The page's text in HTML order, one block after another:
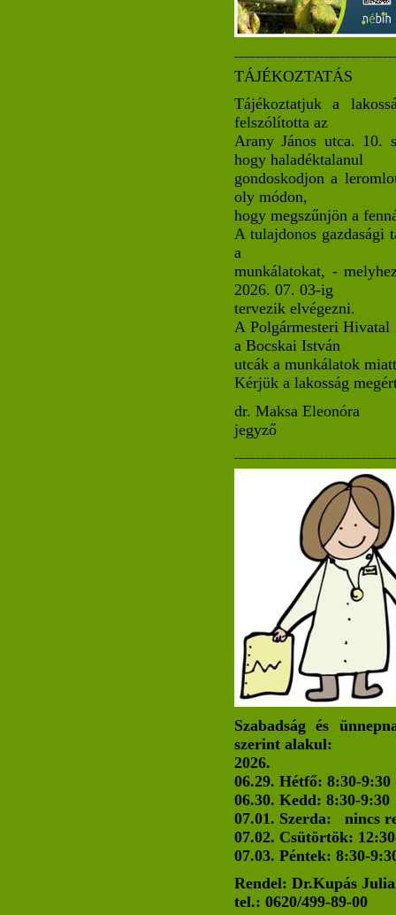
TÁJÉKOZTATÁS
Tájékoztatjuk a
felszólította az
Arany János utca. 10.
hogy haladéktalanul
gondoskodjon a
oly módon,
hogy megszűnjön a
A tulajdonos gazdasági
a
munkálatokat, -
2026. 07. 03-ig
tervezik elvégezni.
A Polgármesteri Hivatal
a Bocskai István
utcák a munkálatok
Kérjük a lakosság
dr. Maksa Eleonóra
jegyző
Szabadság és
szerint alakul:
2026.
06.29. Hétfő: 8:30-9:30
06.30. Kedd: 8:30-9:30
07.01. Szerda: nincs
07.02. Csütörtök:
07.03. Péntek: 8:30-
Rendel: Dr.Kupás
tel.: 0620/499-89-00